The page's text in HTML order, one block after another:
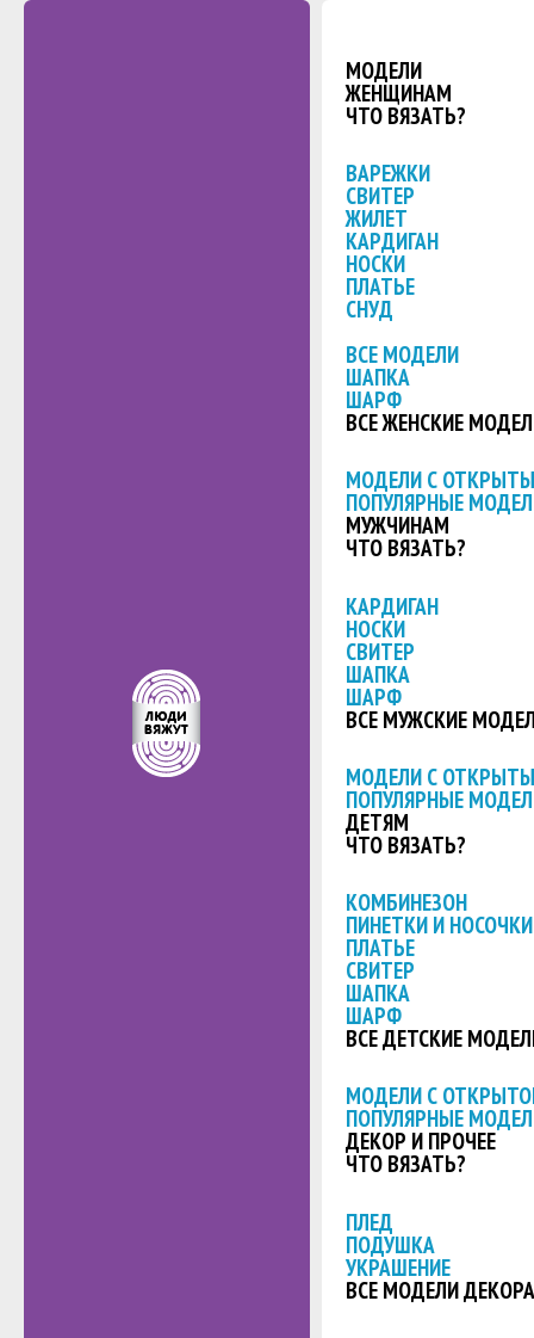
МОДЕЛИ
ЖЕНЩИНАМ
ЧТО ВЯЗАТЬ?
ВАРЕЖКИ
СВИТЕР
ЖИЛЕТ
КАРДИГАН
НОСКИ
ПЛАТЬЕ
СНУД
ВСЕ МОДЕЛИ
ШАПКА
ШАРФ
ВСЕ ЖЕНСКИЕ
МОДЕЛИ С
ПОПУЛЯРНЫЕ
МУЖЧИНАМ
ЧТО ВЯЗАТЬ?
КАРДИГАН
НОСКИ
СВИТЕР
ШАПКА
ШАРФ
ВСЕ МУЖСКИЕ
МОДЕЛИ С
ПОПУЛЯРНЫЕ
ДЕТЯМ
ЧТО ВЯЗАТЬ?
КОМБИНЕЗОН
ПИНЕТКИ И НОСОЧКИ
ПЛАТЬЕ
СВИТЕР
ШАПКА
ШАРФ
ВСЕ ДЕТСКИЕ
МОДЕЛИ С
ПОПУЛЯРНЫЕ
ДЕКОР И ПРОЧЕЕ
ЧТО ВЯЗАТЬ?
ПЛЕД
ПОДУШКА
УКРАШЕНИЕ
ВСЕ МОДЕЛИ ДЕКОРА